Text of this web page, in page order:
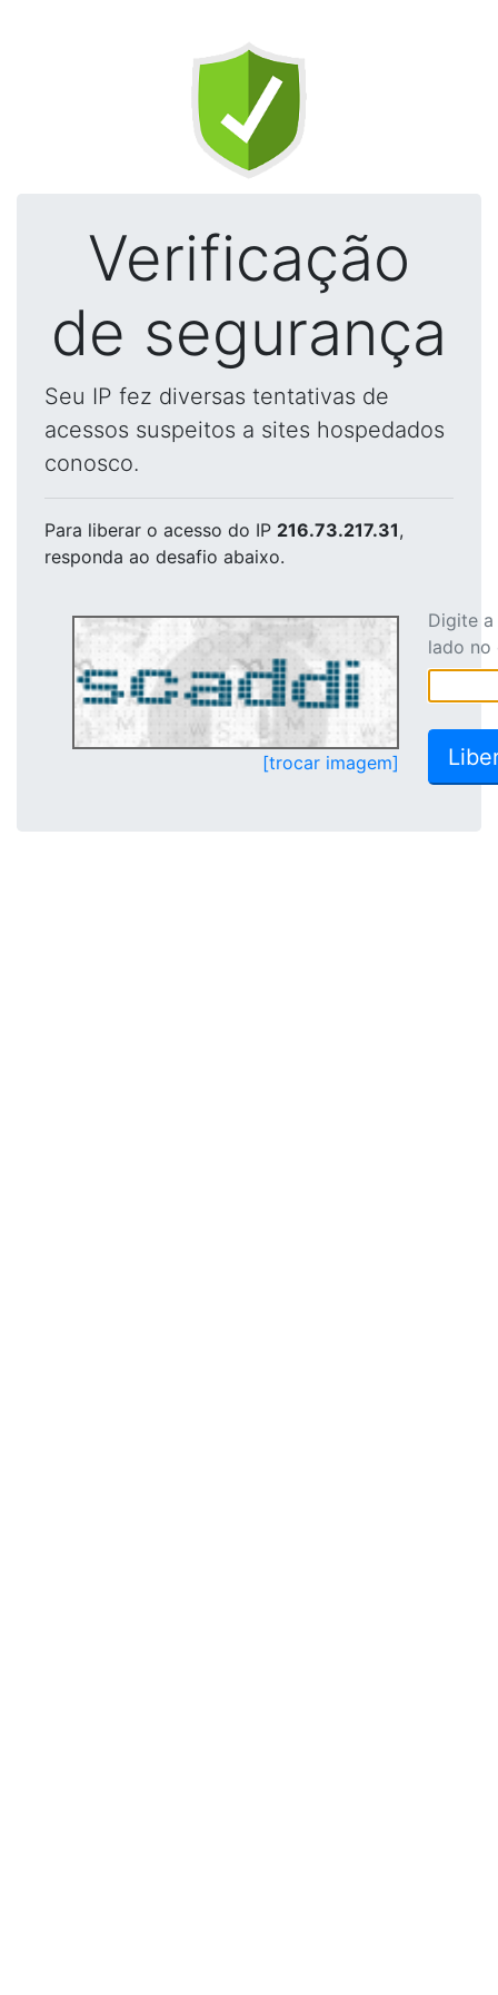
Verificação
de segurança
Seu IP fez diversas tentativas de
acessos suspeitos a sites hospedados
conosco.
Para liberar o acesso do IP 216.73.217.31,
responda ao desafio abaixo.
[trocar imagem]
Digite
lado no